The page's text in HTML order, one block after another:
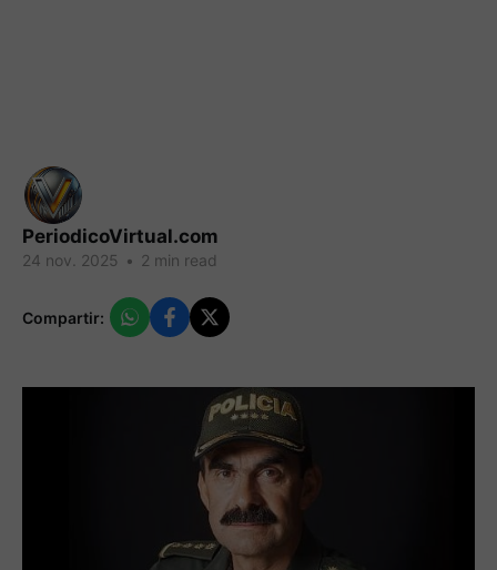
PeriodicoVirtual.com
24 nov. 2025 • 2 min read
Compartir: